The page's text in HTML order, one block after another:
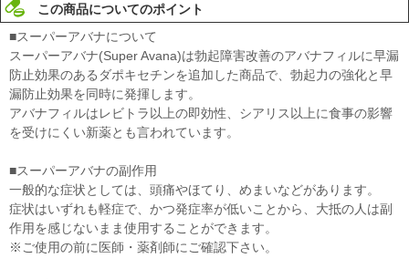
この商品についてのポイント
■スーパーアバナについて
スーパーアバナ(Super Avana)は勃起障害改善のアバナフィルに早漏
防止効果のあるダポキセチンを追加した商品で、勃起力の強化と早
漏防止効果を同時に発揮します。
アバナフィルはレビトラ以上の即効性、シアリス以上に食事の影響
を受けにくい新薬とも言われています。
■スーパーアバナの副作用
一般的な症状としては、頭痛やほてり、めまいなどがあります。
症状はいずれも軽症で、かつ発症率が低いことから、大抵の人は副
作用を感じないまま使用することができます。
※ご使用の前に医師・薬剤師にご確認下さい。